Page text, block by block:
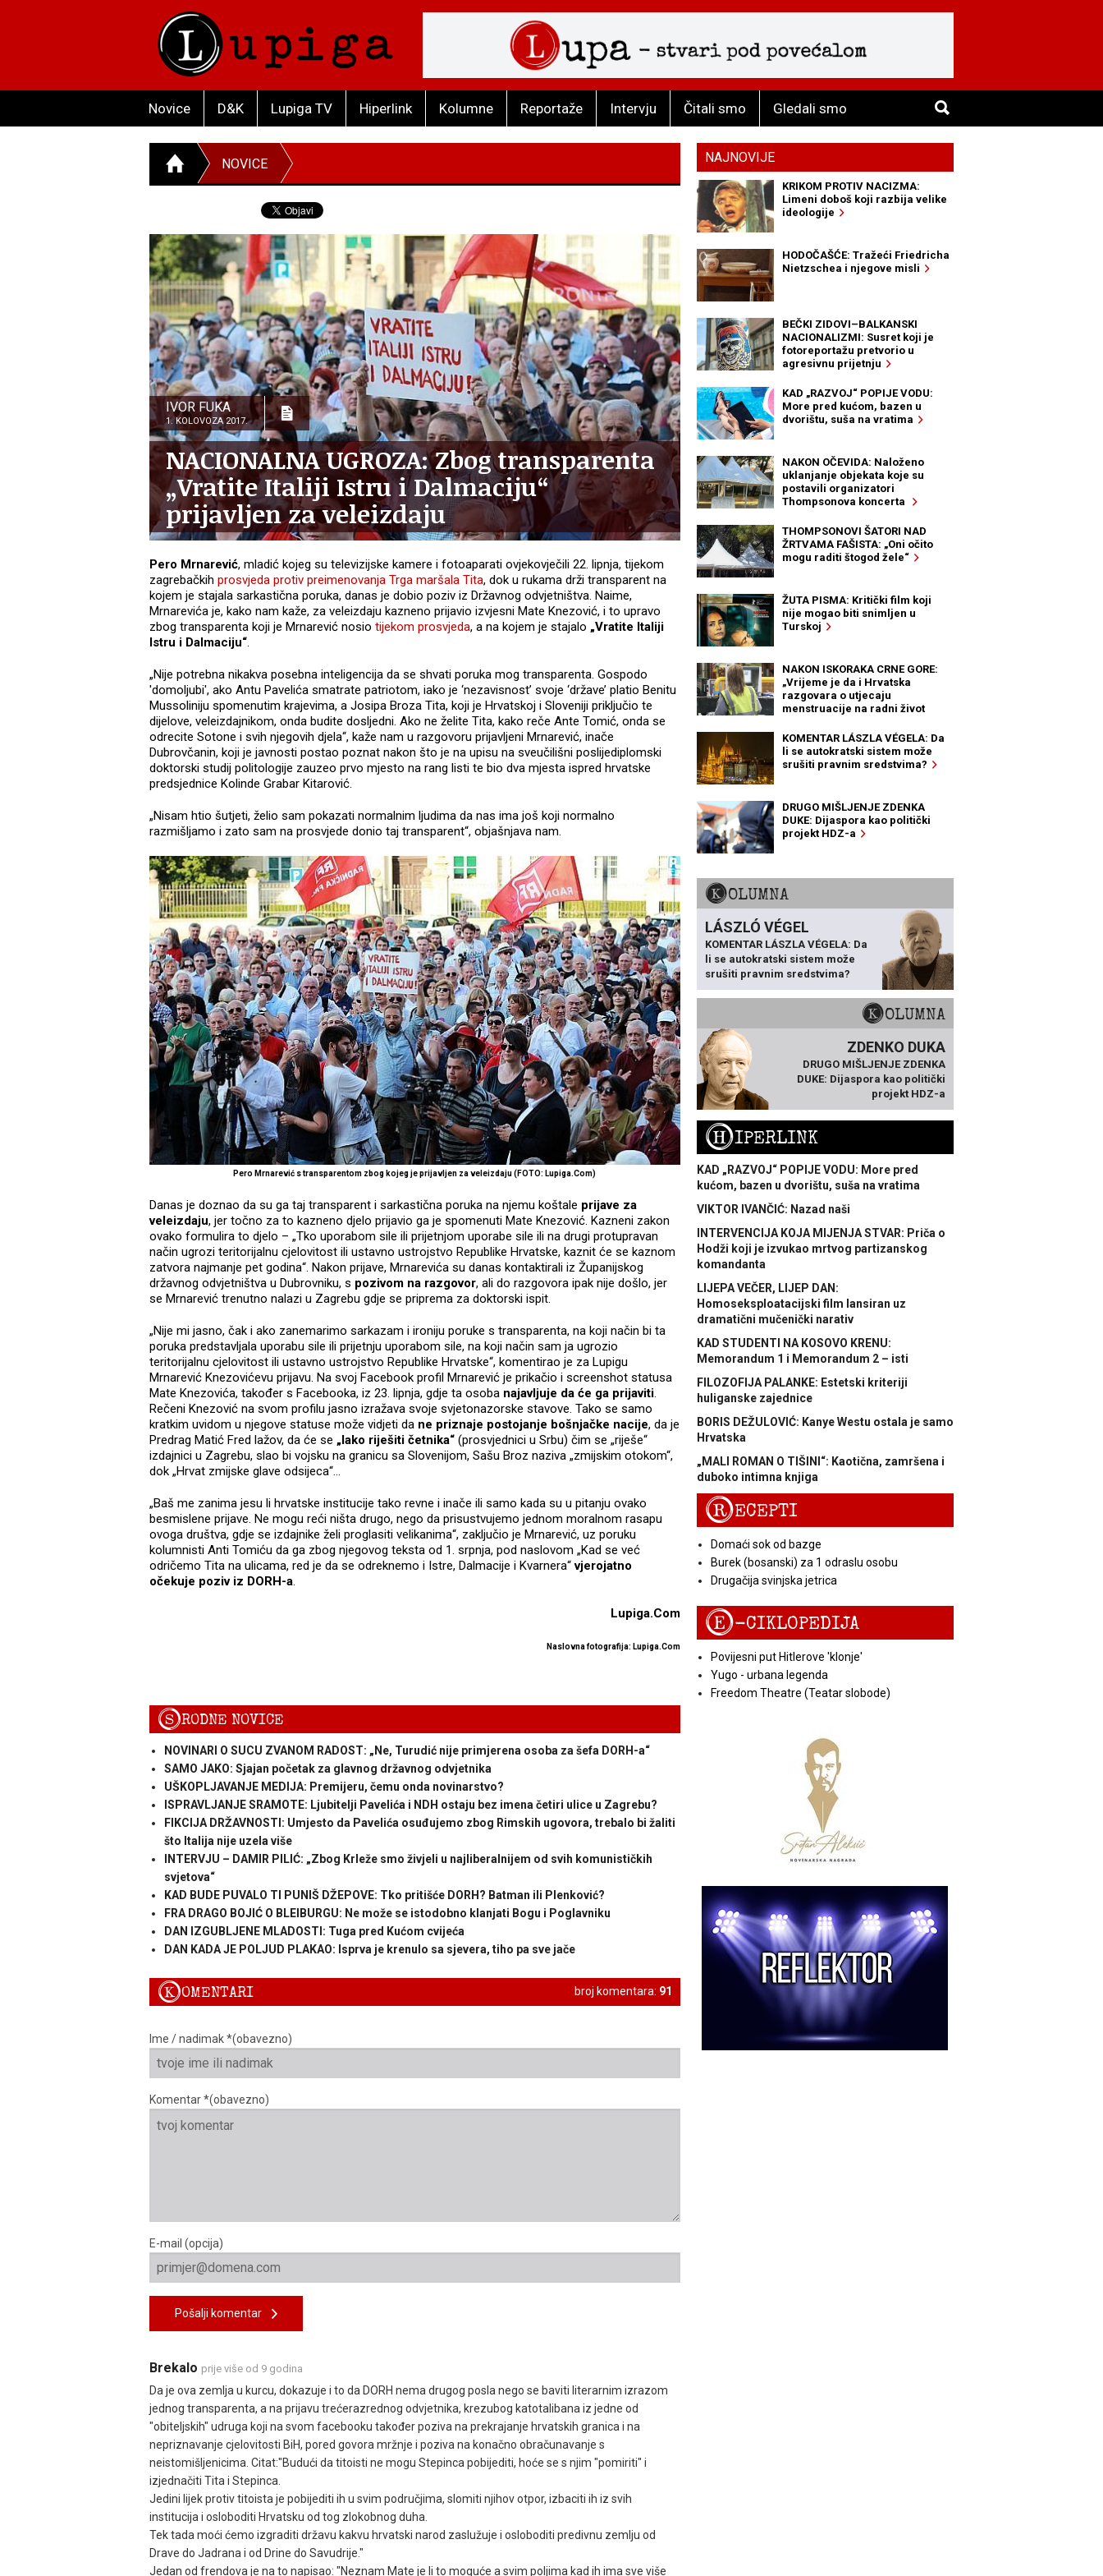
Novice D&K Lupiga TV Hiperlink Kolumne Reportaže Intervju Čitali smo Gledali smo
NOVICE
IVOR FUKA
1. KOLOVOZA 2017.
NACIONALNA UGROZA: Zbog transparenta
„Vratite Italiji Istru i Dalmaciju“
prijavljen za veleizdaju
Pero Mrnarević, mladić kojeg su televizijske kamere i fotoaparati ovjekovječili 22. lipnja, tijekom
zagrebačkih prosvjeda protiv preimenovanja Trga maršala Tita, dok u rukama drži transparent na
kojem je stajala sarkastična poruka, danas je dobio poziv iz Državnog odvjetništva. Naime,
Mrnarevića je, kako nam kaže, za veleizdaju kazneno prijavio izvjesni Mate Knezović, i to upravo
zbog transparenta koji je Mrnarević nosio tijekom prosvjeda, a na kojem je stajalo „Vratite Italiji
Istru i Dalmaciju“.
„Nije potrebna nikakva posebna inteligencija da se shvati poruka mog transparenta. Gospodo
'domoljubi', ako Antu Pavelića smatrate patriotom, iako je ‘nezavisnost’ svoje ‘države’ platio Benitu
Mussoliniju spomenutim krajevima, a Josipa Broza Tita, koji je Hrvatskoj i Sloveniji priključio te
dijelove, veleizdajnikom, onda budite dosljedni. Ako ne želite Tita, kako reče Ante Tomić, onda se
odrecite Sotone i svih njegovih djela“, kaže nam u razgovoru prijavljeni Mrnarević, inače
Dubrovčanin, koji je javnosti postao poznat nakon što je na upisu na sveučilišni poslijediplomski
doktorski studij politologije zauzeo prvo mjesto na rang listi te bio dva mjesta ispred hrvatske
predsjednice Kolinde Grabar Kitarović.
„Nisam htio šutjeti, želio sam pokazati normalnim ljudima da nas ima još koji normalno
razmišljamo i zato sam na prosvjede donio taj transparent“, objašnjava nam.
Pero Mrnarević s transparentom zbog kojeg je prijavljen za veleizdaju (FOTO: Lupiga.Com)
Danas je doznao da su ga taj transparent i sarkastična poruka na njemu koštale prijave za
veleizdaju, jer točno za to kazneno djelo prijavio ga je spomenuti Mate Knezović. Kazneni zakon
ovako formulira to djelo – „Tko uporabom sile ili prijetnjom uporabe sile ili na drugi protupravan
način ugrozi teritorijalnu cjelovitost ili ustavno ustrojstvo Republike Hrvatske, kaznit će se kaznom
zatvora najmanje pet godina“. Nakon prijave, Mrnarevića su danas kontaktirali iz Županijskog
državnog odvjetništva u Dubrovniku, s pozivom na razgovor, ali do razgovora ipak nije došlo, jer
se Mrnarević trenutno nalazi u Zagrebu gdje se priprema za doktorski ispit.
„Nije mi jasno, čak i ako zanemarimo sarkazam i ironiju poruke s transparenta, na koji način bi ta
poruka predstavljala uporabu sile ili prijetnju uporabom sile, na koji način sam ja ugrozio
teritorijalnu cjelovitost ili ustavno ustrojstvo Republike Hrvatske“, komentirao je za Lupigu
Mrnarević Knezovićevu prijavu. Na svoj Facebook profil Mrnarević je prikačio i screenshot statusa
Mate Knezovića, također s Facebooka, iz 23. lipnja, gdje ta osoba najavljuje da će ga prijaviti.
Rečeni Knezović na svom profilu jasno izražava svoje svjetonazorske stavove. Tako se samo
kratkim uvidom u njegove statuse može vidjeti da ne priznaje postojanje bošnjačke nacije, da je
Predrag Matić Fred lažov, da će se „lako riješiti četnika“ (prosvjednici u Srbu) čim se „riješe“
izdajnici u Zagrebu, slao bi vojsku na granicu sa Slovenijom, Sašu Broz naziva „zmijskim otokom“,
dok „Hrvat zmijske glave odsijeca“…
„Baš me zanima jesu li hrvatske institucije tako revne i inače ili samo kada su u pitanju ovako
besmislene prijave. Ne mogu reći ništa drugo, nego da prisustvujemo jednom moralnom rasapu
ovoga društva, gdje se izdajnike želi proglasiti velikanima“, zaključio je Mrnarević, uz poruku
kolumnisti Anti Tomiću da ga zbog njegovog teksta od 1. srpnja, pod naslovom „Kad se već
odričemo Tita na ulicama, red je da se odreknemo i Istre, Dalmacije i Kvarnera“vjerojatno
očekuje poziv iz DORH-a.
Lupiga.Com
Naslovna fotografija: Lupiga.Com
SRODNE NOVICE
NOVINARI O SUCU ZVANOM RADOST: „Ne, Turudić nije primjerena osoba za šefa DORH-a“
SAMO JAKO: Sjajan početak za glavnog državnog odvjetnika
UŠKOPLJAVANJE MEDIJA: Premijeru, čemu onda novinarstvo?
ISPRAVLJANJE SRAMOTE: Ljubitelji Pavelića i NDH ostaju bez imena četiri ulice u Zagrebu?
FIKCIJA DRŽAVNOSTI: Umjesto da Pavelića osuđujemo zbog Rimskih ugovora, trebalo bi žaliti
što Italija nije uzela više
INTERVJU – DAMIR PILIĆ: „Zbog Krleže smo živjeli u najliberalnijem od svih komunističkih
svjetova“
KAD BUDE PUVALO TI PUNIŠ DŽEPOVE: Tko pritišće DORH? Batman ili Plenković?
FRA DRAGO BOJIĆ O BLEIBURGU: Ne može se istodobno klanjati Bogu i Poglavniku
DAN IZGUBLJENE MLADOSTI: Tuga pred Kućom cvijeća
DAN KADA JE POLJUD PLAKAO: Isprva je krenulo sa sjevera, tiho pa sve jače
broj komentara: 91
KOMENTARI
Ime / nadimak *(obavezno)
Komentar *(obavezno)
E-mail (opcija)
Pošalji komentar
Brekalo prije više od 9 godina
Da je ova zemlja u kurcu, dokazuje i to da DORH nema drugog posla nego se baviti literarnim izrazom
jednog transparenta, a na prijavu trećerazrednog odvjetnika, krezubog katotalibana iz jedne od
"obiteljskih" udruga koji na svom facebooku također poziva na prekrajanje hrvatskih granica i na
nepriznavanje cjelovitosti BiH, pored govora mržnje i poziva na konačno obračunavanje s
neistomišljenicima. Citat:"Budući da titoisti ne mogu Stepinca pobijediti, hoće se s njim "pomiriti" i
izjednačiti Tita i Stepinca.
Jedini lijek protiv titoista je pobijediti ih u svim područjima, slomiti njihov otpor, izbaciti ih iz svih
institucija i osloboditi Hrvatsku od tog zlokobnog duha.
Tek tada moći ćemo izgraditi državu kakvu hrvatski narod zaslužuje i osloboditi predivnu zemlju od
Drave do Jadrana i od Drine do Savudrije."
Jedan od frendova je na to napisao: "Neznam Mate je li to moguće a svim poljima kad ih ima sve više
NAJNOVIJE
KRIKOM PROTIV NACIZMA:
Limeni doboš koji razbija velike
ideologije
HODOČAŠĆE: Tražeći Friedricha
Nietzschea i njegove misli
BEČKI ZIDOVI–BALKANSKI
NACIONALIZMI: Susret koji je
fotoreportažu pretvorio u
agresivnu prijetnju
KAD „RAZVOJ“ POPIJE VODU:
More pred kućom, bazen u
dvorištu, suša na vratima
NAKON OČEVIDA: Naloženo
uklanjanje objekata koje su
postavili organizatori
Thompsonova koncerta
THOMPSONOVI ŠATORI NAD
ŽRTVAMA FAŠISTA: „Oni očito
mogu raditi štogod žele“
ŽUTA PISMA: Kritički film koji
nije mogao biti snimljen u
Turskoj
NAKON ISKORAKA CRNE GORE:
„Vrijeme je da i Hrvatska
razgovara o utjecaju
menstruacije na radni život
KOMENTAR LÁSZLA VÉGELA: Da
li se autokratski sistem može
srušiti pravnim sredstvima?
DRUGO MIŠLJENJE ZDENKA
DUKE: Dijaspora kao politički
projekt HDZ-a
KOLUMNA
LÁSZLÓ VÉGEL
KOMENTAR LÁSZLA VÉGELA: Da
li se autokratski sistem može
srušiti pravnim sredstvima?
KOLUMNA
ZDENKO DUKA
DRUGO MIŠLJENJE ZDENKA
DUKE: Dijaspora kao politički
projekt HDZ-a
HIPERLINK
KAD „RAZVOJ“ POPIJE VODU: More pred
kućom, bazen u dvorištu, suša na vratima
VIKTOR IVANČIĆ: Nazad naši
INTERVENCIJA KOJA MIJENJA STVAR: Priča o
Hodži koji je izvukao mrtvog partizanskog
komandanta
LIJEPA VEČER, LIJEP DAN:
Homoseksploatacijski film lansiran uz
dramatični mučenički narativ
KAD STUDENTI NA KOSOVO KRENU:
Memorandum 1 i Memorandum 2 – isti
FILOZOFIJA PALANKE: Estetski kriteriji
huliganske zajednice
BORIS DEŽULOVIĆ: Kanye Westu ostala je samo
Hrvatska
„MALI ROMAN O TIŠINI“: Kaotična, zamršena i
duboko intimna knjiga
RECEPTI
Domaći sok od bazge
Burek (bosanski) za 1 odraslu osobu
Drugačija svinjska jetrica
E-CIKLOPEDIJA
Povijesni put Hitlerove 'klonje'
Yugo - urbana legenda
Freedom Theatre (Teatar slobode)